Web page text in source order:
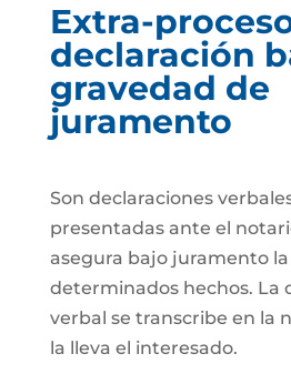
Extra-
declaración
gravedad de
juramento
Son declaraciones
presentadas ante el
asegura bajo juramento
determinados hechos. La
verbal se transcribe en la
la lleva el interesado.